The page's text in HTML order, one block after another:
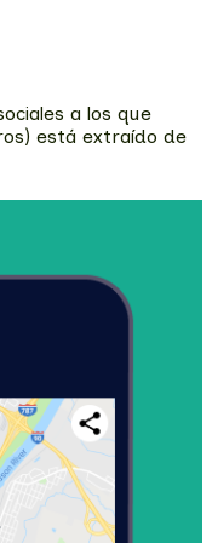
a los que
está extraído de